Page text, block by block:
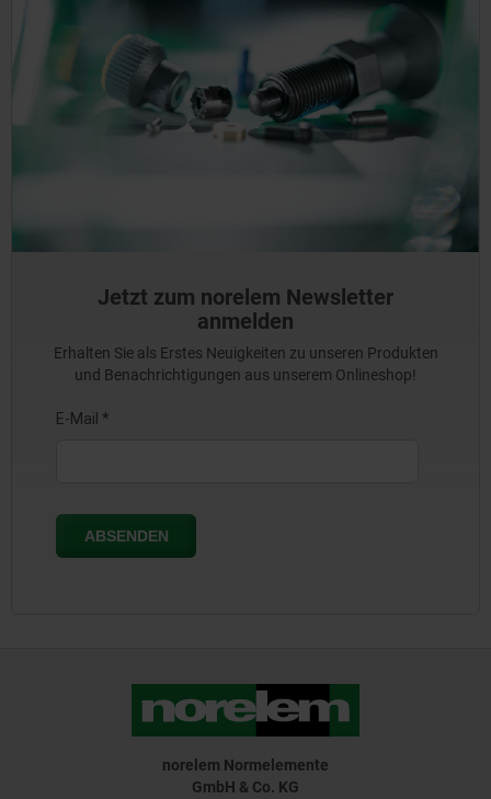
Jetzt zum norelem Newsletter
anmelden
Erhalten Sie als Erstes Neuigkeiten zu unseren Produkten
und Benachrichtigungen aus unserem Onlineshop!
norelem Normelemente
GmbH & Co. KG